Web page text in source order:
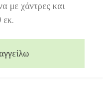
με χάντρες και
εκ.